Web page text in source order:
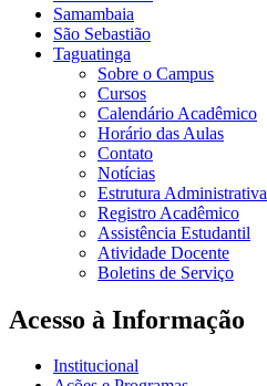
Samambaia
São Sebastião
Taguatinga
Sobre o Campus
Cursos
Calendário Acadêmico
Horário das Aulas
Contato
Notícias
Estrutura Administrativa
Registro Acadêmico
Assistência Estudantil
Atividade Docente
Boletins de Serviço
Acesso à Informação
Institucional